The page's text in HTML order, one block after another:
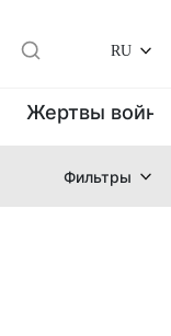
RU
Жертвы
Фильтры